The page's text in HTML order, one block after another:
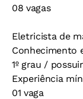
08 vagas
Eletricista de
Conhecimento
1º grau /
Experiência
01 vaga